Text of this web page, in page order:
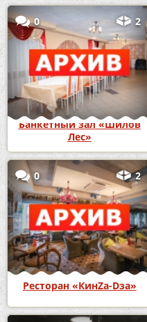
0 2
Банкетный зал «Шилов
Лес»
0 2
Ресторан «КинZа-Dза»